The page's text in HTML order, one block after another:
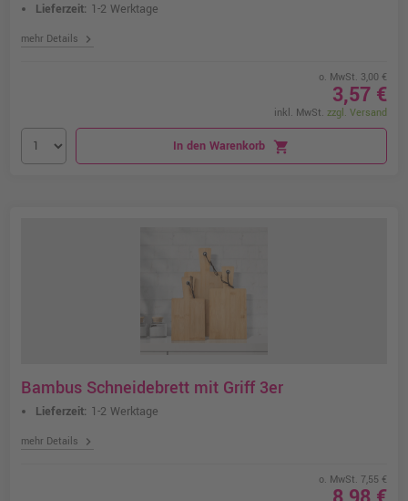
Lieferzeit: 1-2 Werktage
mehr Details chevron_right
o. MwSt. 3,00 €
3,57 €
inkl. MwSt. zzgl. Versand
In den Warenkorb shopping_cart
Bambus Schneidebrett mit Griff 3er
Lieferzeit: 1-2 Werktage
mehr Details chevron_right
o. MwSt. 7,55 €